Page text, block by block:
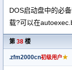
DOS启动盘中的必
载?可以在
第 38 楼
zfm2000cn初级用户★